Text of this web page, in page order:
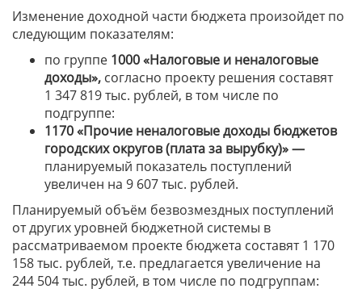
Изменение доходной части бюджета произойдет по
следующим показателям:
по группе 1000 «Налоговые и неналоговые
доходы», согласно проекту решения составят
1 347 819 тыс. рублей, в том числе по
подгруппе:
1170 «Прочие неналоговые доходы бюджетов
городских округов (плата за вырубку)» —
планируемый показатель поступлений
увеличен на 9 607 тыс. рублей.
Планируемый объём безвозмездных поступлений
от других уровней бюджетной системы в
рассматриваемом проекте бюджета составят 1 170
158 тыс. рублей, т.е. предлагается увеличение на
244 504 тыс. рублей, в том числе по подгруппам: